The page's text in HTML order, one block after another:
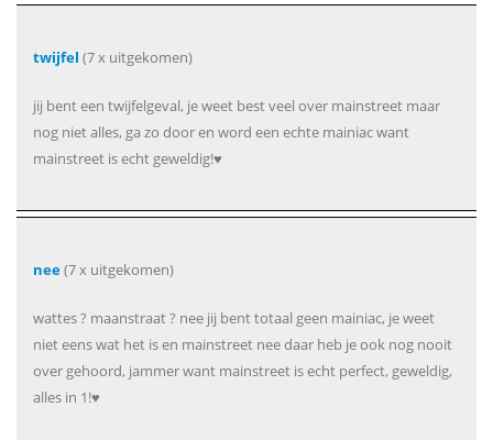
twijfel (7 x uitgekomen)
jij bent een twijfelgeval, je weet best veel over mainstreet maar
nog niet alles, ga zo door en word een echte mainiac want
mainstreet is echt geweldig!♥
nee(7 x uitgekomen)
wattes ? maanstraat ? nee jij bent totaal geen mainiac, je weet
niet eens wat het is en mainstreet nee daar heb je ook nog nooit
over gehoord, jammer want mainstreet is echt perfect, geweldig,
alles in 1!♥